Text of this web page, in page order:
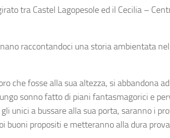
tra Castel Lagopesole ed il Cecilia –
raccontandoci una storia ambientata
che fosse alla sua altezza, si abbandona ad
sonno fatto di piani fantasmagorici e
unici a bussare alla sua porta, saranno i
buoni propositi e metteranno alla dura